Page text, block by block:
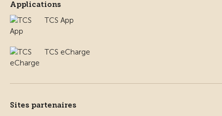
Applications
TCS App
TCS eCharge
Sites partenaires